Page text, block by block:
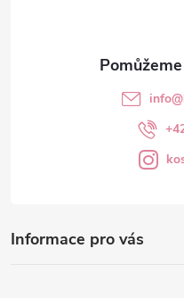
Informace pro vás
info@